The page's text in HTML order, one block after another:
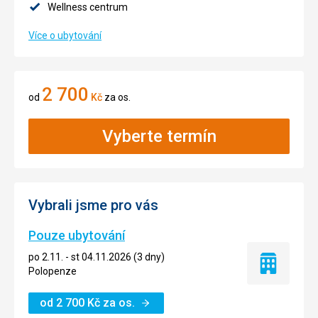
Wellness centrum
Více o ubytování
od 2 700 Kč za os.
Vyberte termín
Vybrali jsme pro vás
Pouze ubytování
po 2.11. - st 04.11.2026 (3 dny)
Polopenze
od 2 700 Kč za os.
Pouze